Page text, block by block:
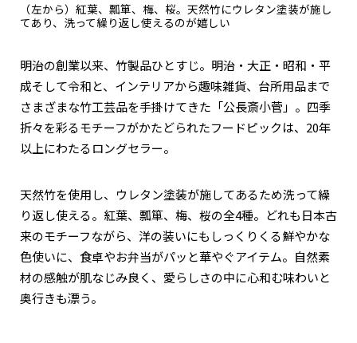
（左から）紅葉、瓢箪、梅、桜。天然竹にウレタン塗装が施し
てあり、洗って繰り返し使えるのが嬉しい
明治の創業以来、竹製品ひとすじ。明治・大正・昭和・平
成そして令和と、インテリアから趣味雑貨、台所用品まで
さまざまな竹工芸品を手掛けてきた「公長斎小菅」。四季
折々を彩るモチーフがかたどられたフードピックは、20年
以上にわたるロングセラー。
天然竹を使用し、ウレタン塗装が施してあるため洗って繰
り返し使える。紅葉、瓢箪、梅、桜の全4種。どれも日本古
来のモチーフながら、洋の装いにもしっくりくる鮮やかな
色使いに、食卓やお弁当がパッと華やぐアイテム。自然素
材の感触が肌なじみ良く、愛らしさの中に心和む味わいと
奥行きも漂う。